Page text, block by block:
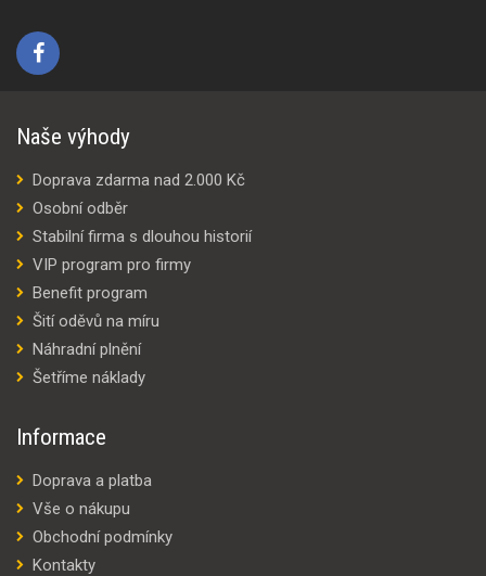
Naše výhody
Doprava zdarma nad 2.000 Kč
Osobní odběr
Stabilní firma s dlouhou historií
VIP program pro firmy
Benefit program
Šití oděvů na míru
Náhradní plnění
Šetříme náklady
Informace
Doprava a platba
Vše o nákupu
Obchodní podmínky
Kontakty